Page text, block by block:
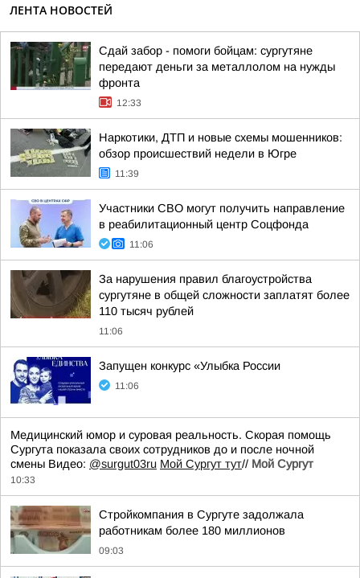
ЛЕНТА НОВОСТЕЙ
Сдай забор - помоги бойцам: сургутяне
передают деньги за металлолом на нужды
фронта
12:33
Наркотики, ДТП и новые схемы мошенников:
обзор происшествий недели в Югре
11:39
Участники СВО могут получить направление
в реабилитационный центр Соцфонда
11:06
За нарушения правил благоустройства
сургутяне в общей сложности заплатят более
110 тысяч рублей
11:06
Запущен конкурс «Улыбка России
11:06
Медицинский юмор и суровая реальность. Скорая помощь
Сургута показала своих сотрудников до и после ночной
смены Видео: @surgut03ru Мой Сургут тут// Мой Сургут
10:33
Стройкомпания в Сургуте задолжала
работникам более 180 миллионов
09:03